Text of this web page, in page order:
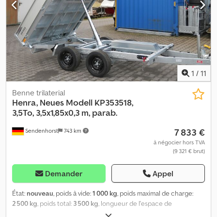
1 / 11
Sendenhorst 743 km
Benne trilaterial
Henra, Neues Modell KP353518,
3,5To, 3,5x1,85x0,3 m, parab.
7 833 €
à négocier hors TVA
(9 321 € brut)
Demander Appel
État: nouveau, poids à vide:1 000 kg, poids maximal de charge:
2 500 kg, poids total: 3 500 kg, longueur de l'espace de
, largeur de l’espace de chargement: